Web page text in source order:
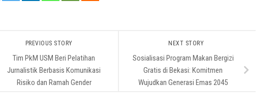
NEXT STORY
Sosialisasi Program Makan Bergizi
Gratis di Bekasi: Komitmen
Wujudkan Generasi Emas 2045
PREVIOUS STORY
Tim PkM USM Beri Pelatihan
Jurnalistik Berbasis Komunikasi
Risiko dan Ramah Gender